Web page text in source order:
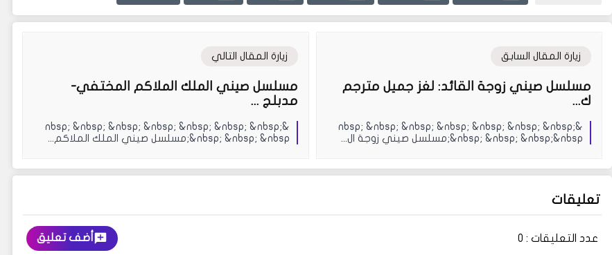
زيارة المقال السابق
مسلسل صيني زوجة القائد: لغز جميل مترجم
ك...
&nbsp; &nbsp; &nbsp; &nbsp; &nbsp; &nbsp; &nbsp;
&nbsp; &nbsp; &nbsp;&nbsp;مسلسل صيني زوجة ال...
زيارة المقال التالي
مسلسل صيني الملك الملاكم المختفي-
مدبلج ...
&nbsp; &nbsp; &nbsp; &nbsp; &nbsp; &nbsp; &nbsp;
&nbsp; &nbsp; &nbsp;مسلسل صيني الملك الملاكم...
تعليقات
عدد التعليقات : 0 أضف تعليق